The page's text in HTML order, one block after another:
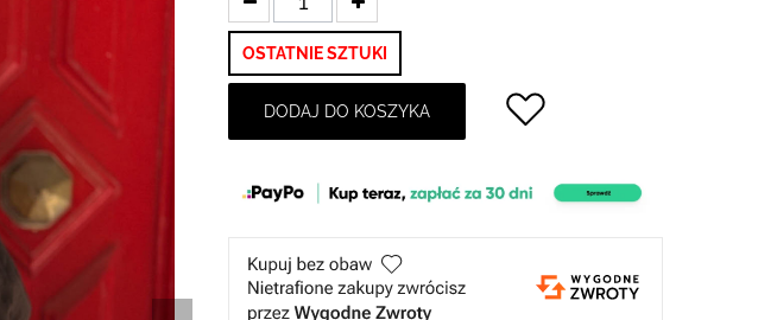
OSTATNIE SZTUKI
DODAJ DO KOSZYKA